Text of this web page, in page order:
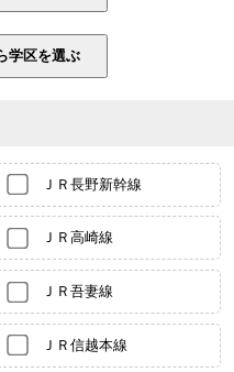
ＪＲ長野新幹線
ＪＲ高崎線
ＪＲ吾妻線
ＪＲ信越本線